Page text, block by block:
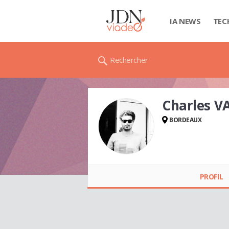
IA NEWS
Rechercher
Charles
BORDEAUX
PROFIL